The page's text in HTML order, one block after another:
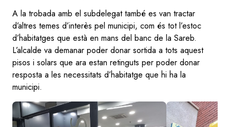
A la trobada amb el subdelegat també es van tractar
d’altres temes d’interès pel municipi, com és tot l’estoc
d’habitatges que està en mans del banc de la Sareb.
L’alcalde va demanar poder donar sortida a tots aquest
pisos i solars que ara estan retinguts per poder donar
resposta a les necessitats d’habitatge que hi ha la
municipi.
Image
Image